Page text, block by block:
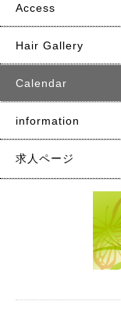
Access
Hair Gallery
Calendar
information
求人ページ